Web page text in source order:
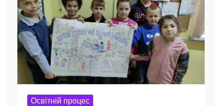
Освітній процес